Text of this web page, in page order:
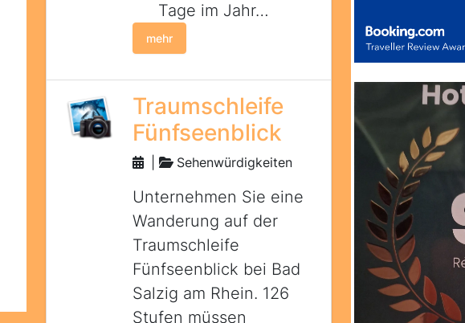
Tage im Jahr…
mehr
Traumschleife
Fünfseenblick
Sehenwürdigkeiten
Unternehmen Sie eine
Wanderung auf der
Traumschleife
Fünfseenblick bei Bad
Salzig am Rhein. 126
Stufen müssen